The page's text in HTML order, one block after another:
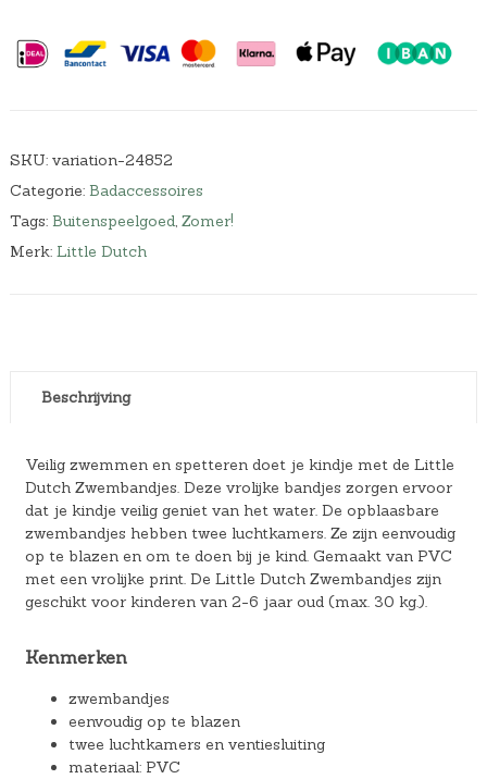
SKU: variation-24852
Categorie: Badaccessoires
Tags: Buitenspeelgoed, Zomer!
Merk: Little Dutch
Beschrijving
Veilig zwemmen en spetteren doet je kindje met de Little
Dutch Zwembandjes. Deze vrolijke bandjes zorgen ervoor
dat je kindje veilig geniet van het water. De opblaasbare
zwembandjes hebben twee luchtkamers. Ze zijn eenvoudig
op te blazen en om te doen bij je kind. Gemaakt van PVC
met een vrolijke print. De Little Dutch Zwembandjes zijn
geschikt voor kinderen van 2-6 jaar oud (max. 30 kg.).
Kenmerken
zwembandjes
eenvoudig op te blazen
twee luchtkamers en ventiesluiting
materiaal: PVC